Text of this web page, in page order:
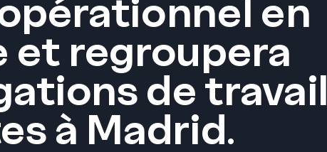
en
et regroupera
de travail
à Madrid.